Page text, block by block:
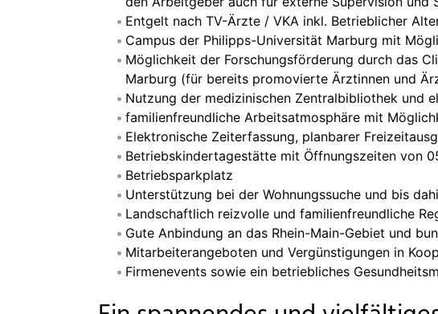
Entgelt nach TV-Ärzte / VKA inkl. Betrieblicher
Campus der Philipps-Universität Marburg mit
Möglichkeit der Forschungsförderung durch das
Marburg (für bereits promovierte Ärztinnen und
Nutzung der medizinischen Zentralbibliothek und
familienfreundliche Arbeitsatmosphäre mit
Elektronische Zeiterfassung, planbarer
Betriebskindertagestätte mit Öffnungszeiten von
Betriebsparkplatz
Unterstützung bei der Wohnungssuche und bis
Landschaftlich reizvolle und familienfreundliche
Gute Anbindung an das Rhein-Main-Gebiet und
Mitarbeiterangeboten und Vergünstigungen in
Firmenevents sowie ein betriebliches